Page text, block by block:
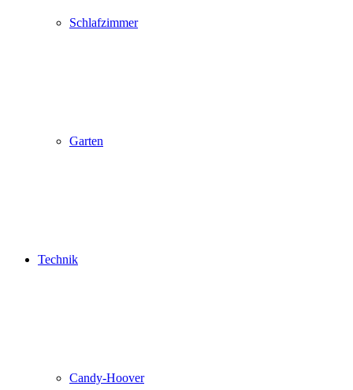
Schlafzimmer
Garten
Technik
Candy-Hoover